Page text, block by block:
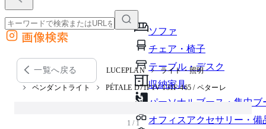
ソファ
チェア・椅子
テーブル・デスク
収納家具
パーソナルブース・集中ブ
オフィスアクセサリー・備
外部サイトの商品をカートに追加
他のサイトで見つけた商品ページのURLを貼り付けて、カートに追加できます
画像検索
一覧へ戻る LUCEPLAN ライト・照明
ペンダントライト PÉTALE D71P1V 131F-465 / ペターレ
1 / 1